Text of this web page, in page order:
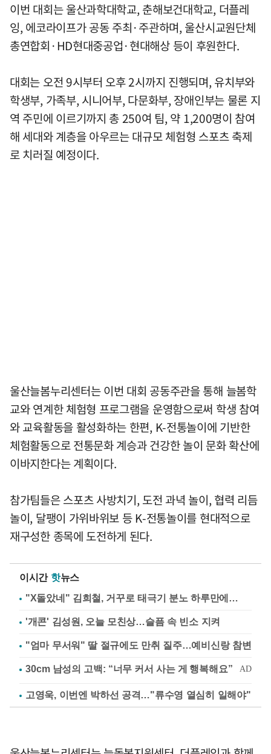
이번 대회는 울산과학대학교, 춘해보건대학교, 더플레
잉, 에코라이프가 공동 주최·주관하며, 울산시교원단체
총연합회·HD현대중공업·현대해상 등이 후원한다.
대회는 오전 9시부터 오후 2시까지 진행되며, 유치부와
학생부, 가족부, 시니어부, 다문화부, 장애인부는 물론 지
역 주민에 이르기까지 총 250여 팀, 약 1,200명이 참여
해 세대와 계층을 아우르는 대규모 체험형 스포츠 축제
로 치러질 예정이다.
울산늘봄누리센터는 이번 대회 공동주관을 통해 늘봄학
교와 연계한 체험형 프로그램을 운영함으로써 학생 참여
와 교육활동을 활성화하는 한편, K-전통놀이에 기반한
체험활동으로 전통문화 계승과 건강한 놀이 문화 확산에
이바지한다는 계획이다.
참가팀들은 스포츠 사방치기, 도전 과녁 놀이, 협력 리듬
놀이, 달팽이 가위바위보 등 K-전통놀이를 현대적으로
재구성한 종목에 도전하게 된다.
이시간 핫뉴스
"X돌았네" 김희철, 거꾸로 태극기 분노 하루만에…
'개콘' 김성원, 오늘 모친상…슬픔 속 빈소 지켜
"엄마 무서워" 딸 절규에도 만취 질주…예비신랑 참변
고영욱, 이번엔 박하선 공격…"류수영 열심히 일해야"